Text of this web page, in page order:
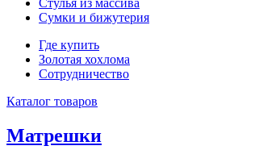
Стулья из массива
Сумки и бижутерия
Где купить
Золотая хохлома
Сотрудничество
Каталог товаров
Матрешки